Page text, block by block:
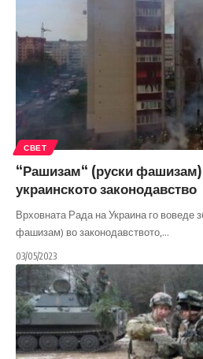
СВЕТ
“Рашизам“ (руски фашизам)
украинското законодавство
Врховната Рада на Украина го воведе
фашизам) во законодавството, …
03/05/2023